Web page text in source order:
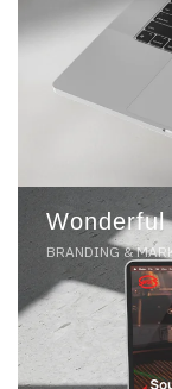
BRANDING &